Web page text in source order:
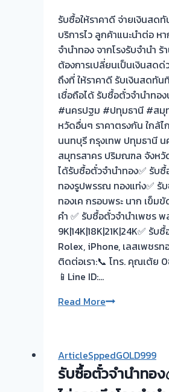
รับซื้อให้ราคาดี จ่ายเงินสด
บริการไว ลูกค้าแนะนำต่อ
จำนำทอง จากโรงรับจำนำ ร้
ต้องการเปลี่ยนเป็นเงินสดด่
ถึงที่ ให้ราคาดี รับเงินสดทั
เชื่อถือได้ รับซื้อตั๋วจำนำทอ
#นครปฐม #ปทุมธานี #สมุ
หวัดอื่นๆ ราคาตรงกัน ใกล้
นนทบุรี กรุงเทพ ปทุมธานี
สมุทรสาคร ปริมณฑล จังห
ได้รับซื้อตั๋วจำนำทอง✅ รับ
ทองรูปพรรณ ทองแท่ง✅ รั
ทองเค กรอบพระ นาก เข็ม
คำ ✅ รับซื้อตั๋วจำนำเพชร
9K|14K|18K|21K|24K✅ รับ
Rolex, iPhone, เลสเพชร
ติดต่อเรา:📞 โทร. คุณเต้ย
📱Line ID:…
Read Moreรับ
ทอง
ยินดี
ArticleSppedGOLD999
รับซื้อตั๋วจำนำทอง